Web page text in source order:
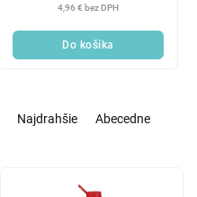
4,96 € bez DPH
Do košíka
Najdrahšie Abecedne